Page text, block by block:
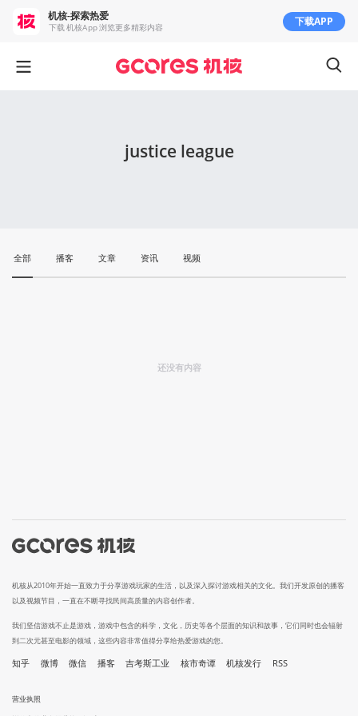
justice league
全部 播客 文章 资讯 视频
还没有内容
机核从2010年开始一直致力于分享游戏玩家的生活，以及深入探讨游戏相关的文化。我们开发原创的播客
以及视频节目，一直在不断寻找民间高质量的内容创作者。
我们坚信游戏不止是游戏，游戏中包含的科学，文化，历史等各个层面的知识和故事，它们同时也会辐射
到二次元甚至电影的领域，这些内容非常值得分享给热爱游戏的您。
知乎 微博 微信 播客 吉考斯工业 核市奇谭 机核发行 RSS
营业执照
机核-探索热爱
下载 机核App 浏览更多精彩内容 下载APP